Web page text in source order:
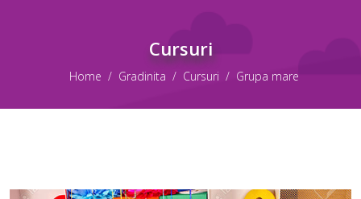
Cursuri
Home Gradinita Cursuri Grupa mare